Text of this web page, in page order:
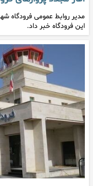
مدیر روابط عمومی فرودگاه
این فرودگاه خبر داد.